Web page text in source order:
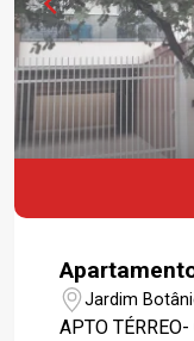
Jardim
APTO